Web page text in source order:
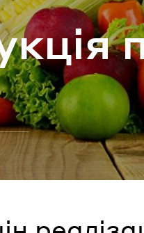
УВІЙТИ